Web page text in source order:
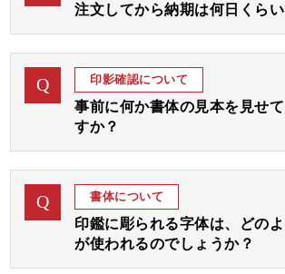
注文してから納期は何日くら
A
りしてご確認後お彫りして 約1週間
予定でございます。
お急ぎの場合には字体をお任せいた
認なし」にてすぐにお彫りして3
となります。
ご希望の期日をお教えくださいまし
て対応させていただきます。
Q 印影確認について
事前に何か書体の見本を見せ
すか？
A
おつくりいたします。
完成見本はメールやラインにてご確
承後ご印鑑をお彫りいたします。
お見本は通常は1～3日以内にお送
Q 書体について
印鑑に彫られる字体は、どの
が使われるのでしょうか？